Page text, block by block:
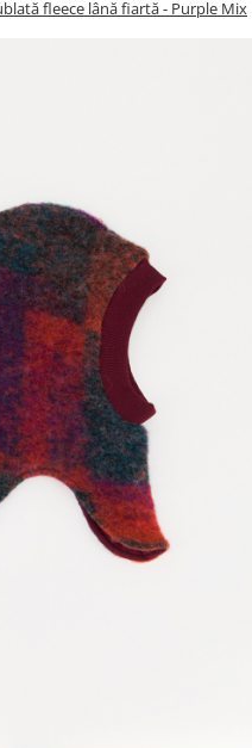
fleece lână fiartă - Purple Mix